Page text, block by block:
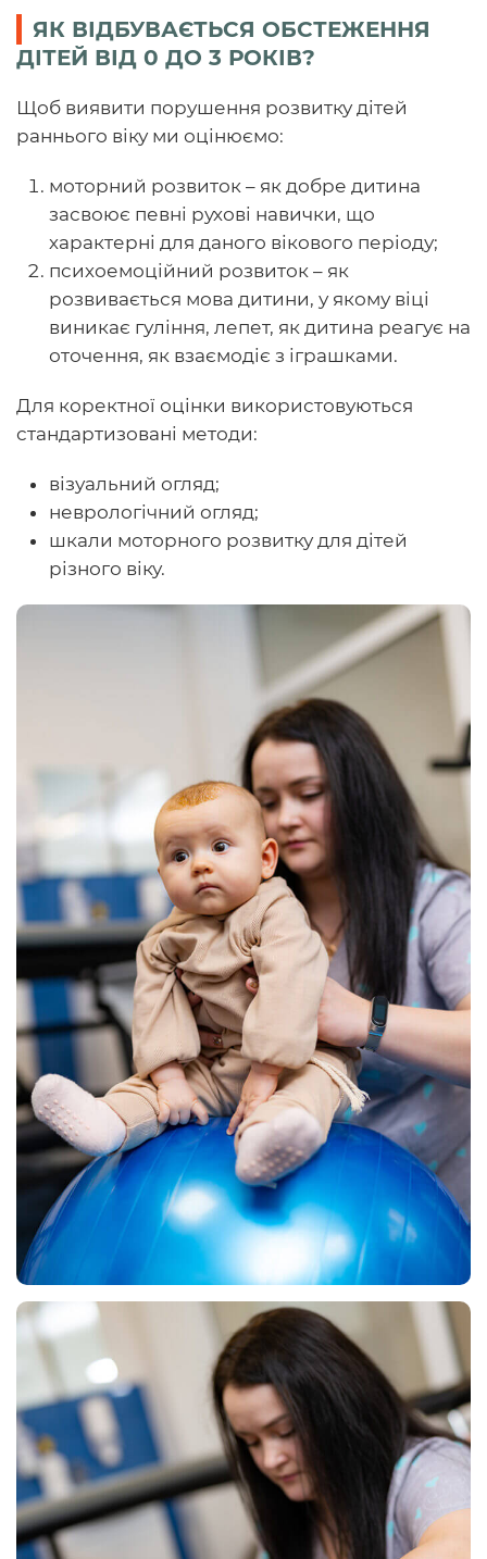
ЯК ВІДБУВАЄТЬСЯ ОБСТЕЖЕННЯ
ДІТЕЙ ВІД 0 ДО 3 РОКІВ?
Щоб виявити порушення розвитку дітей
раннього віку ми оцінюємо:
моторний розвиток – як добре дитина
засвоює певні рухові навички, що
характерні для даного вікового періоду;
психоемоційний розвиток – як
розвивається мова дитини, у якому віці
виникає гуління, лепет, як дитина реагує на
оточення, як взаємодіє з іграшками.
Для коректної оцінки використовуються
стандартизовані методи:
візуальний огляд;
неврологічний огляд;
шкали моторного розвитку для дітей
різного віку.